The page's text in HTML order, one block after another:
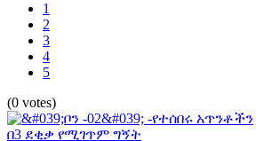
1
2
3
4
5
(0 votes)